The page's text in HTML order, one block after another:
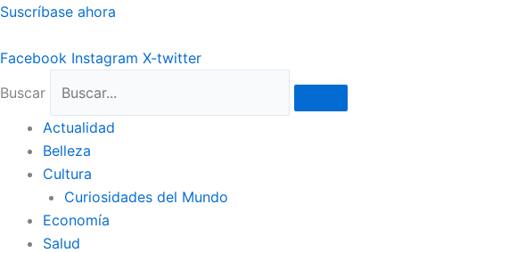
Ir
contenido
Suscríbase ahora
Facebook Instagram X-twitter
Buscar
Actualidad
Belleza
Cultura
Curiosidades del Mundo
Economía
Salud